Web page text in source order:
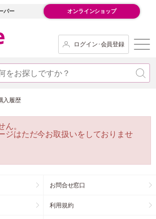
パー オンラインショップ
ログイン･会員登録
入履歴
。
ジはただ今お取扱いをしておりませ
お問合せ窓口
利用規約